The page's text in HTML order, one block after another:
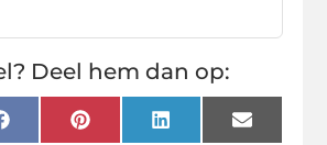
Deel hem dan op:
FacebookPinterest LinkedIn Email